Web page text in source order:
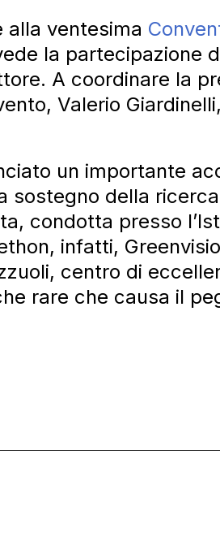
alla ventesima
la partecipazione
A coordinare la
Valerio
un importante
sostegno della
condotta presso
infatti,
centro di
rare che causa il